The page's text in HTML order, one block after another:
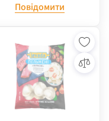
Повідомити